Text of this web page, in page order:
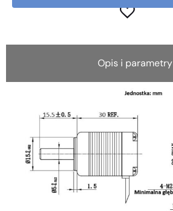
Opis i parametry